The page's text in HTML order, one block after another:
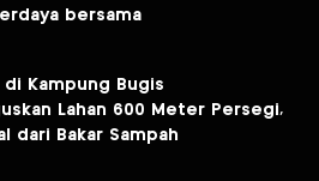
bersama
di Kampung Bugis
Lahan 600 Meter Persegi,
dari Bakar Sampah